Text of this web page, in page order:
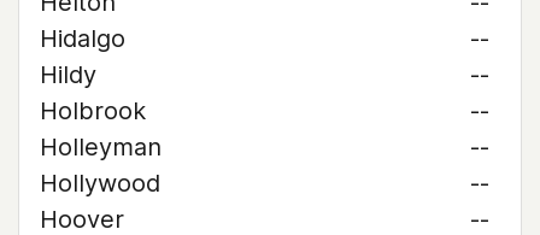
Hidalgo
--
Hildy
--
Holbrook
--
Holleyman
--
Hollywood
--
Hoover
--